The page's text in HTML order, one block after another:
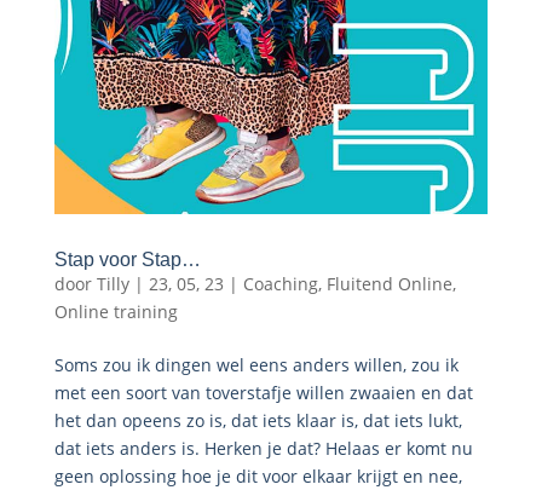
Stap voor Stap…
door Tilly| 23, 05, 23 | Coaching, Fluitend Online,
Online training
Soms zou ik dingen wel eens anders willen, zou ik
met een soort van toverstafje willen zwaaien en dat
het dan opeens zo is, dat iets klaar is, dat iets lukt,
dat iets anders is. Herken je dat? Helaas er komt nu
geen oplossing hoe je dit voor elkaar krijgt en nee,